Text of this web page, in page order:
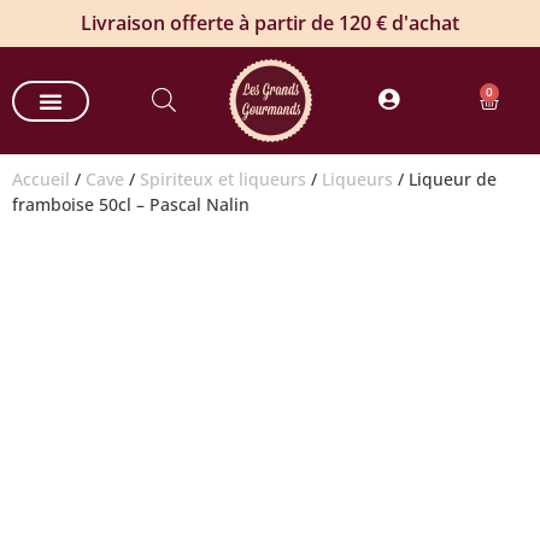
Livraison offerte à partir de 120 € d'achat
0
Accueil / Cave / Spiriteux et liqueurs / Liqueurs / Liqueur de
framboise 50cl – Pascal Nalin